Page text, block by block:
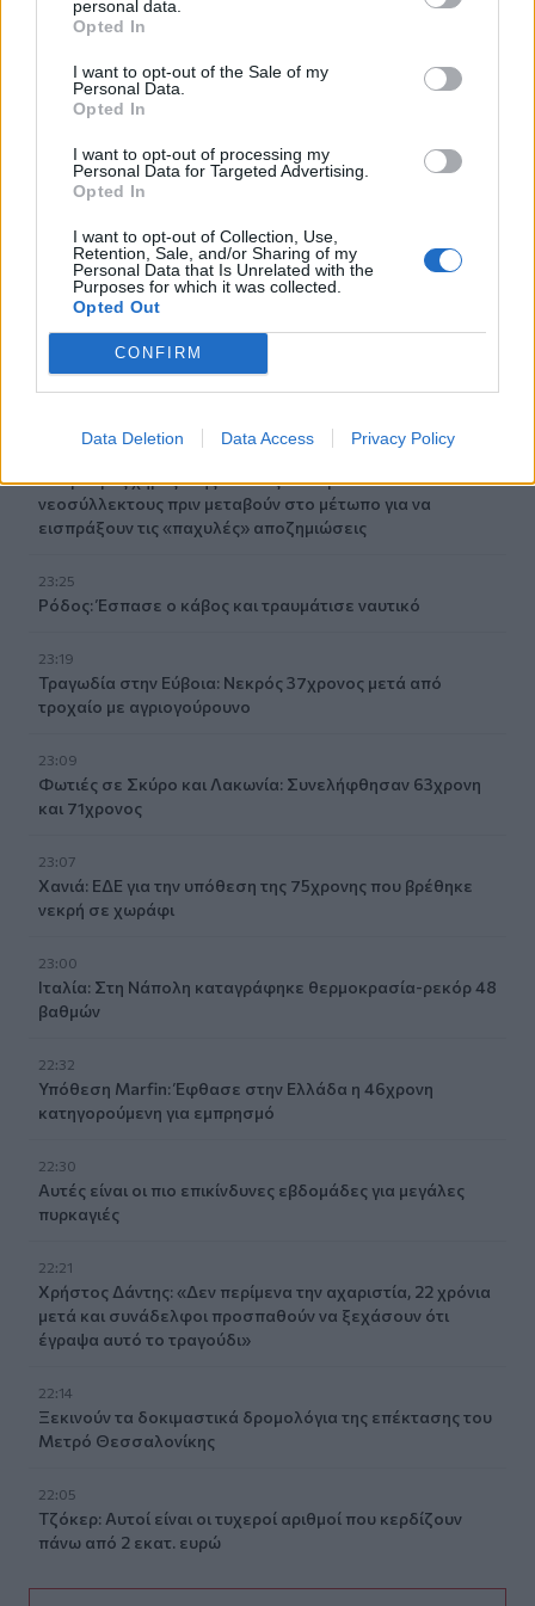
personal data.
Opted In
I want to opt-out of the Sale of my
Personal Data.
Opted In
I want to opt-out of processing my
Personal Data for Targeted Advertising.
Opted In
I want to opt-out of Collection, Use,
Retention, Sale, and/or Sharing of my
Personal Data that Is Unrelated with the
Purposes for which it was collected.
Opted Out
CONFIRM
Data Deletion Data Access Privacy Policy
Παιδιά στην πισίνα: 6 απαράβατοι κανόνες για την
πρόληψη του πνιγμού
00:00
Ανατριχιαστικό βίντεο από τον σεισμό στην Ιαπωνία:
Γιατροί προστατεύουν με τα σώματά τους ασθενή την
23:54
Τραμπ: Ο πόλεμος με το Ιράν "θα τελειώσει σύντομα"
30χρονη έπεσε στη θάλασσα από την γέφυρα της
Οι «μαύρες χήρες» της Ρωσίας: Παντρεύονται
νεοσύλλεκτους πριν μεταβούν στο μέτωπο για να
εισπράξουν τις «παχυλές» αποζημιώσεις
23:25
Ρόδος: Έσπασε ο κάβος και τραυμάτισε ναυτικό
23:19
Τραγωδία στην Εύβοια: Νεκρός 37χρονος μετά από
τροχαίο με αγριογούρουνο
23:09
Φωτιές σε Σκύρο και Λακωνία: Συνελήφθησαν 63χρονη
και 71χρονος
23:07
Χανιά: ΕΔΕ για την υπόθεση της 75χρονης που βρέθηκε
νεκρή σε χωράφι
23:00
Ιταλία: Στη Νάπολη καταγράφηκε θερμοκρασία-ρεκόρ 48
βαθμών
22:32
Υπόθεση Marfin: Έφθασε στην Ελλάδα η 46χρονη
κατηγορούμενη για εμπρησμό
22:30
Αυτές είναι οι πιο επικίνδυνες εβδομάδες για μεγάλες
πυρκαγιές
22:21
Χρήστος Δάντης: «Δεν περίμενα την αχαριστία, 22 χρόνια
μετά και συνάδελφοι προσπαθούν να ξεχάσουν ότι
έγραψα αυτό το τραγούδι»
22:14
Ξεκινούν τα δοκιμαστικά δρομολόγια της επέκτασης του
Μετρό Θεσσαλονίκης
22:05
Τζόκερ: Αυτοί είναι οι τυχεροί αριθμοί που κερδίζουν
πάνω από 2 εκατ. ευρώ